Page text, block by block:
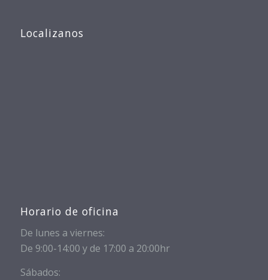
Localizanos
Horario de oficina
De lunes a viernes:
De 9:00-14:00 y de 17:00 a 20:00hr
Sábados: